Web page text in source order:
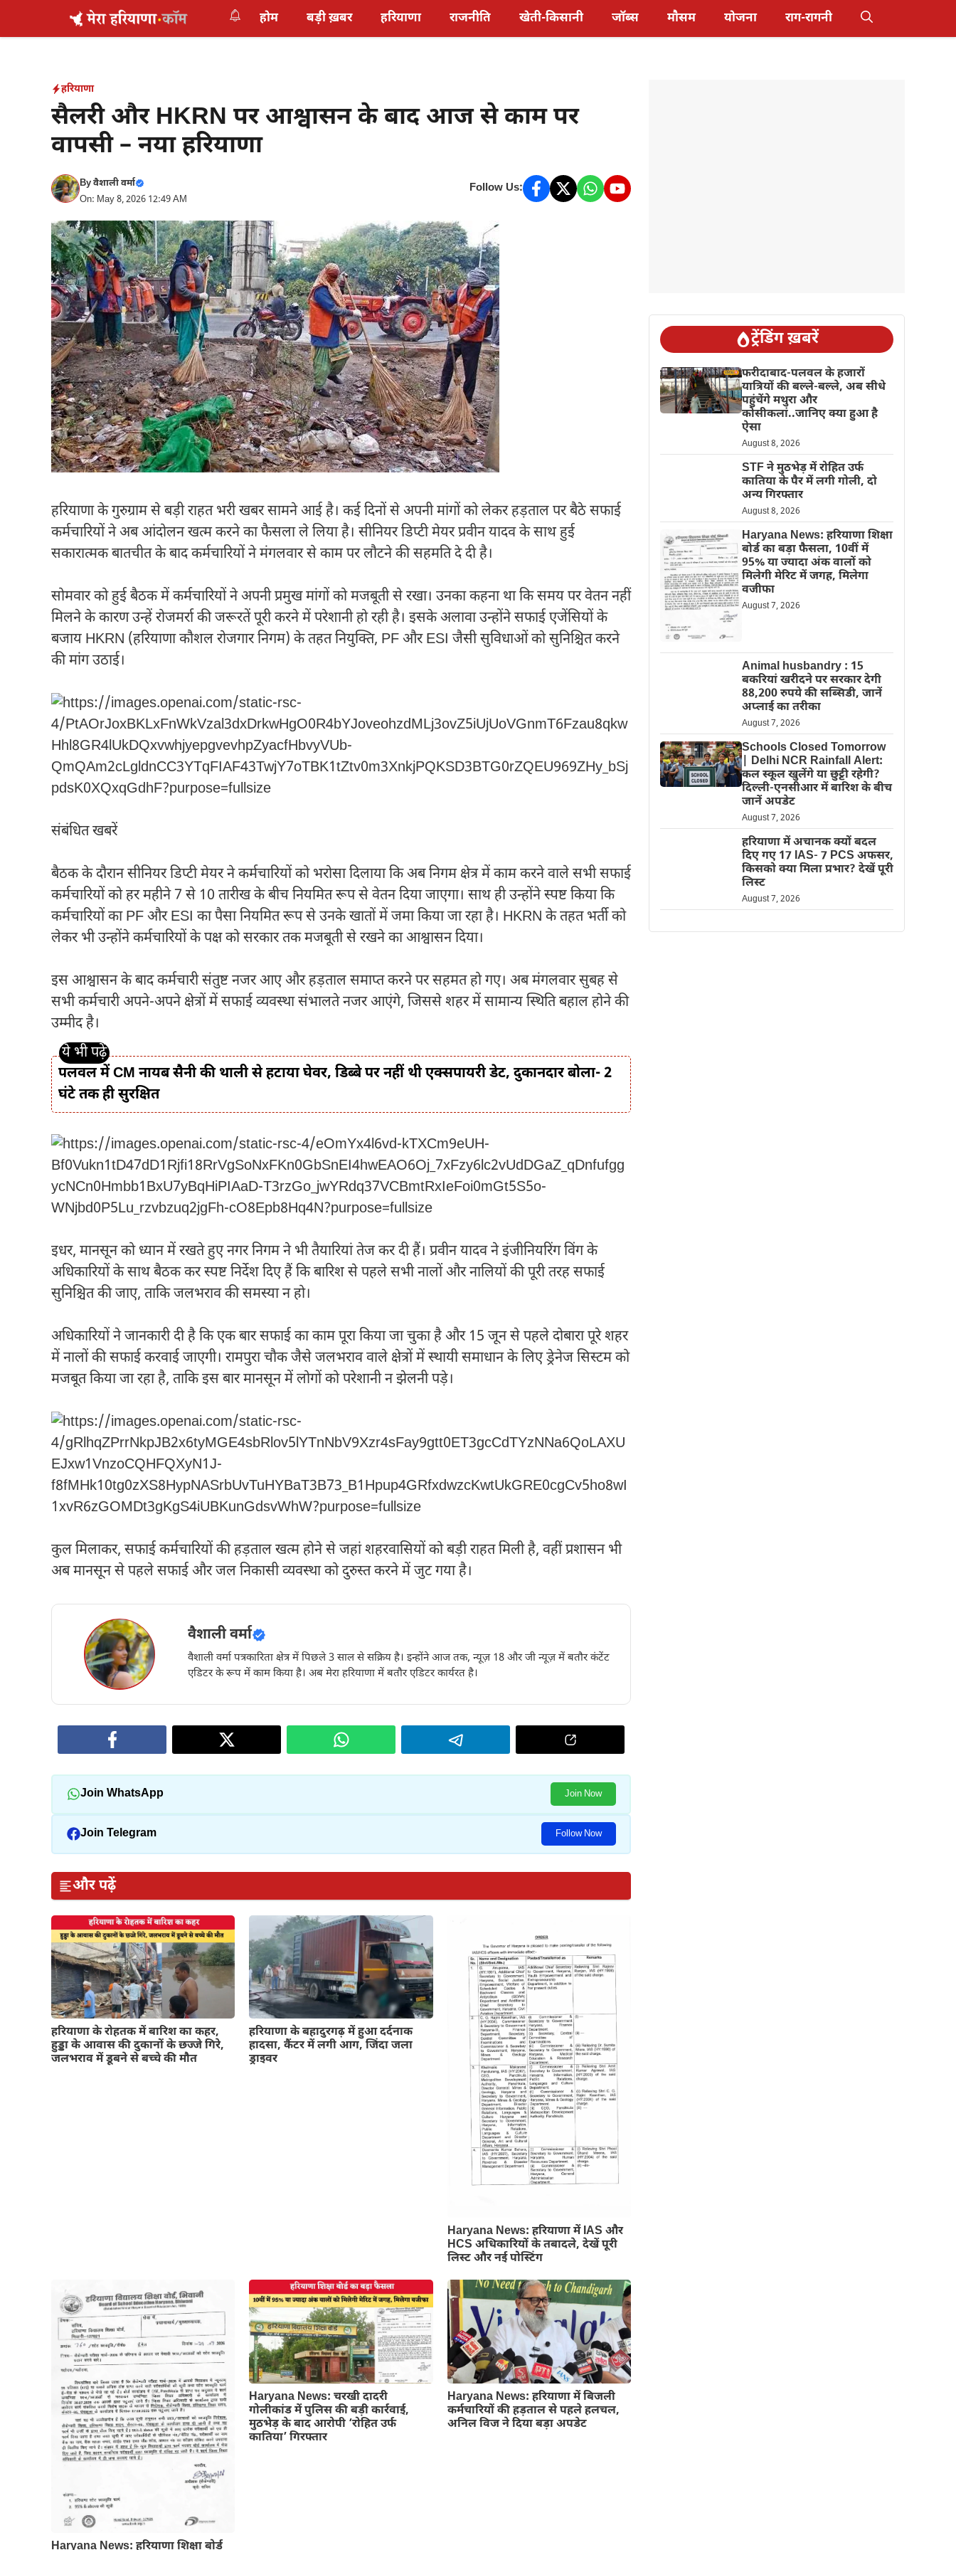
होम बड़ी ख़बर हरियाणा राजनीति खेती-किसानी जॉब्स मौसम योजना राग-रागनी
हरियाणा
सैलरी और HKRN पर आश्वासन के बाद आज से काम पर
वापसी – नया हरियाणा
Byवैशाली वर्मा
On: May 8, 2026 12:49 AM
Follow Us:
हरियाणा के गुरुग्राम से बड़ी राहत भरी खबर सामने आई है। कई दिनों से अपनी मांगों को लेकर हड़ताल पर बैठे सफाई
कर्मचारियों ने अब आंदोलन खत्म करने का फैसला ले लिया है। सीनियर डिप्टी मेयरप्रवीन यादवके साथ हुई
सकारात्मक बातचीत के बाद कर्मचारियों ने मंगलवार से काम पर लौटने की सहमति दे दी है।
सोमवार को हुई बैठक में कर्मचारियों ने अपनी प्रमुख मांगों को मजबूती से रखा। उनका कहना था कि समय पर वेतन नहीं
मिलने के कारण उन्हें रोजमर्रा की जरूरतें पूरी करने में परेशानी हो रही है। इसके अलावा उन्होंने सफाई एजेंसियों के
बजाय HKRN (हरियाणा कौशल रोजगार निगम) के तहत नियुक्ति, PF और ESI जैसी सुविधाओं को सुनिश्चित करने
की मांग उठाई।
संबंधित खबरें
बैठक के दौरान सीनियर डिप्टी मेयर ने कर्मचारियों को भरोसा दिलाया कि अब निगम क्षेत्र में काम करने वाले सभी सफाई
कर्मचारियों को हर महीने 7 से 10 तारीख के बीच नियमित रूप से वेतन दिया जाएगा। साथ ही उन्होंने स्पष्ट किया कि
कर्मचारियों का PF और ESI का पैसा नियमित रूप से उनके खातों में जमा किया जा रहा है। HKRN के तहत भर्ती को
लेकर भी उन्होंने कर्मचारियों के पक्ष को सरकार तक मजबूती से रखने का आश्वासन दिया।
इस आश्वासन के बाद कर्मचारी संतुष्ट नजर आए और हड़ताल समाप्त करने पर सहमत हो गए। अब मंगलवार सुबह से
सभी कर्मचारी अपने-अपने क्षेत्रों में सफाई व्यवस्था संभालते नजर आएंगे, जिससे शहर में सामान्य स्थिति बहाल होने की
उम्मीद है।
पलवल में CM नायब सैनी की थाली से हटाया घेवर, डिब्बे पर नहीं थी एक्सपायरी डेट, दुकानदार बोला- 2
घंटे तक ही सुरक्षित
इधर, मानसून को ध्यान में रखते हुए नगर निगम ने भी तैयारियां तेज कर दी हैं। प्रवीन यादवने इंजीनियरिंग विंग के
अधिकारियों के साथ बैठक कर स्पष्ट निर्देश दिए हैं कि बारिश से पहले सभी नालों और नालियों की पूरी तरह सफाई
सुनिश्चित की जाए, ताकि जलभराव की समस्या न हो।
अधिकारियों ने जानकारी दी है कि एक बार सफाई का काम पूरा किया जा चुका है और 15 जून से पहले दोबारा पूरे शहर
में नालों की सफाई करवाई जाएगी। रामपुरा चौक जैसे जलभराव वाले क्षेत्रों में स्थायी समाधान के लिए ड्रेनेज सिस्टम को
मजबूत किया जा रहा है, ताकि इस बार मानसून में लोगों को परेशानी न झेलनी पड़े।
कुल मिलाकर, सफाई कर्मचारियों की हड़ताल खत्म होने से जहां शहरवासियों को बड़ी राहत मिली है, वहीं प्रशासन भी
अब मानसून से पहले सफाई और जल निकासी व्यवस्था को दुरुस्त करने में जुट गया है।
वैशाली वर्मा
वैशाली वर्मा पत्रकारिता क्षेत्र में पिछले 3 साल से सक्रिय है। इन्होंने आज तक, न्यूज़ 18 और जी न्यूज़ में बतौर कंटेंट
एडिटर के रूप में काम किया है। अब मेरा हरियाणा में बतौर एडिटर कार्यरत है।
Join WhatsApp Join Now
Join Telegram Follow Now
और पढ़ें
हरियाणा के रोहतक में बारिश का कहर,
हुड्डा के आवास की दुकानों के छज्जे गिरे,
जलभराव में डूबने से बच्चे की मौत
हरियाणा के बहादुरगढ़ में हुआ दर्दनाक
हादसा, कैंटर में लगी आग, जिंदा जला
ड्राइवर
Haryana News: हरियाणा में IAS और
HCS अधिकारियों के तबादले, देखें पूरी
लिस्ट और नई पोस्टिंग
Haryana News: हरियाणा शिक्षा बोर्ड
Haryana News: चरखी दादरी
गोलीकांड में पुलिस की बड़ी कार्रवाई,
मुठभेड़ के बाद आरोपी ‘रोहित उर्फ
कातिया’ गिरफ्तार
Haryana News: हरियाणा में बिजली
कर्मचारियों की हड़ताल से पहले हलचल,
अनिल विज ने दिया बड़ा अपडेट
ट्रेंडिंग ख़बरें
फरीदाबाद-पलवल के हजारों
यात्रियों की बल्ले-बल्ले, अब सीधे
पहुंचेंगे मथुरा और
कोसीकलां..जानिए क्या हुआ है
ऐसा
August 8, 2026
STF ने मुठभेड़ में रोहित उर्फ
कातिया के पैर में लगी गोली, दो
अन्य गिरफ्तार
August 8, 2026
Haryana News: हरियाणा शिक्षा
बोर्ड का बड़ा फैसला, 10वीं में
95% या ज्यादा अंक वालों को
मिलेगी मेरिट में जगह, मिलेगा
वजीफा
August 7, 2026
Animal husbandry : 15
बकरियां खरीदने पर सरकार देगी
88,200 रुपये की सब्सिडी, जानें
अप्लाई का तरीका
August 7, 2026
Schools Closed Tomorrow
| Delhi NCR Rainfall Alert:
कल स्कूल खुलेंगे या छुट्टी रहेगी?
दिल्ली-एनसीआर में बारिश के बीच
जानें अपडेट
August 7, 2026
हरियाणा में अचानक क्यों बदल
दिए गए 17 IAS- 7 PCS अफसर,
किसको क्या मिला प्रभार? देखें पूरी
लिस्ट
August 7, 2026